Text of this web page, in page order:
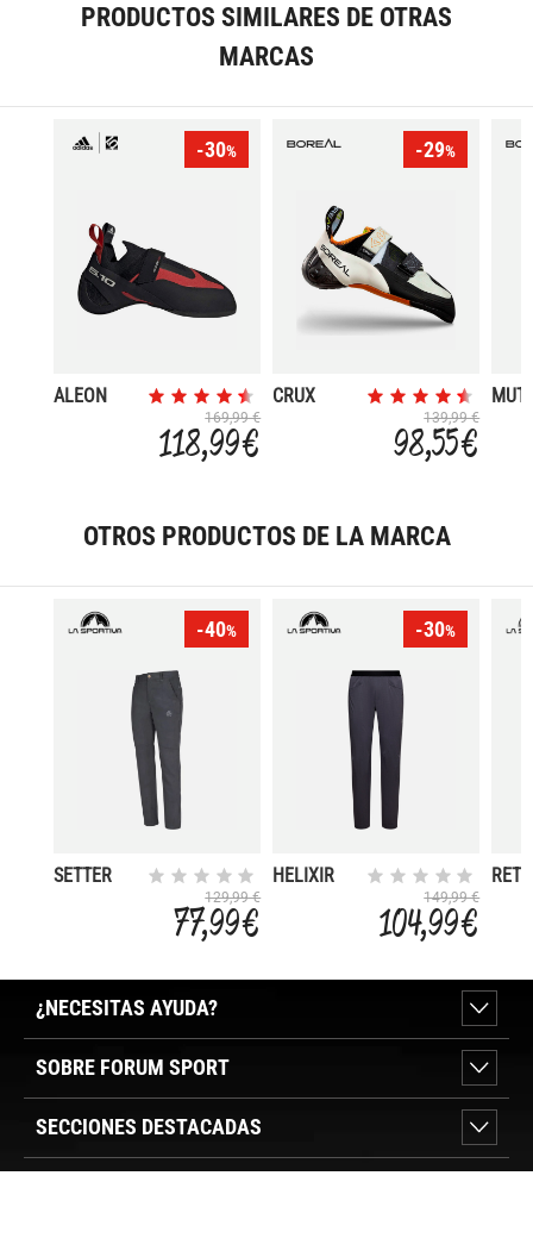
PRODUCTOS SIMILARES DE OTRAS
MARCAS
-30%
ALEON
169,99 €
118,99 €
-29%
CRUX
139,99 €
98,55 €
OTROS PRODUCTOS DE LA MARCA
-40%
SETTER
129,99 €
77,99 €
-30%
HELIXIR
149,99 €
104,99 €
¿NECESITAS AYUDA?
SOBRE FORUM SPORT
SECCIONES DESTACADAS